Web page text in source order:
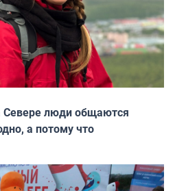
Севере люди общаются
а потому что